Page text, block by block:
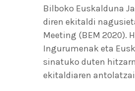
Bilboko Euskalduna
diren ekitaldi
Meeting (BEM 2020).
Ingurumenak eta
sinatuko duten
ekitaldiaren